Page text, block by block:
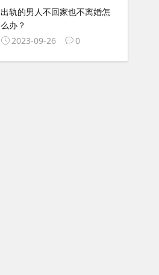
出轨的男人不回家也不离婚怎
么办？
2023-09-26
0